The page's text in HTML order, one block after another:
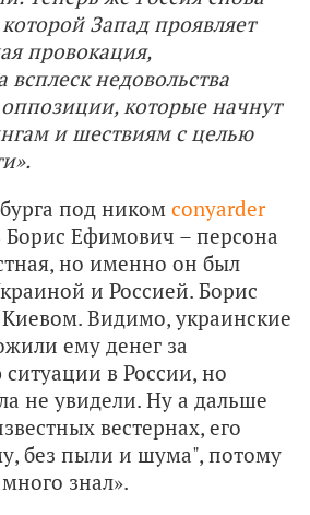
Запад проявляет
провокация,
недовольства
которые начнут
и шествиям с целью
под ником conyarder
Ефимович – персона
но именно он был
и Россией. Борис
Видимо, украинские
ему денег за
в России, но
не увидели. Ну а дальше
вестернах, его
без пыли и шума", потому
знал».